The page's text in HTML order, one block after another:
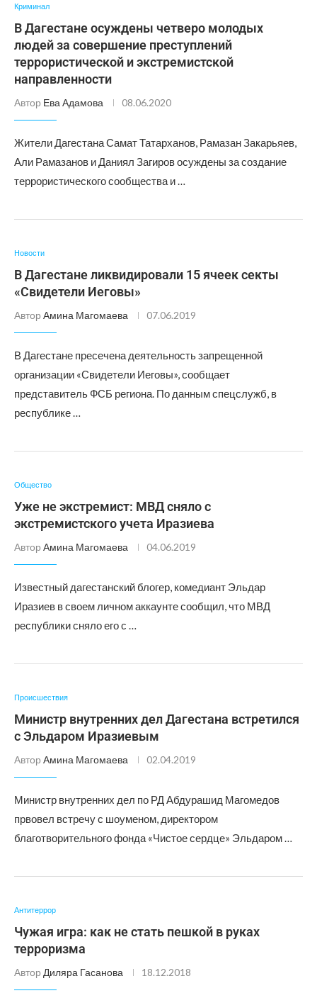
Криминал
В Дагестане осуждены четверо молодых
людей за совершение преступлений
террористической и экстремистской
направленности
Автор Ева Адамова 08.06.2020
Жители Дагестана Самат Татарханов, Рамазан Закарьяев,
Али Рамазанов и Даниял Загиров осуждены за создание
террористического сообщества и …
Новости
В Дагестане ликвидировали 15 ячеек секты
«Свидетели Иеговы»
Автор Амина Магомаева 07.06.2019
В Дагестане пресечена деятельность запрещенной
организации «Свидетели Иеговы», сообщает
представитель ФСБ региона. По данным спецслужб, в
республике …
Общество
Уже не экстремист: МВД сняло с
экстремистского учета Иразиева
Автор Амина Магомаева 04.06.2019
Известный дагестанский блогер, комедиант Эльдар
Иразиев в своем личном аккаунте сообщил, что МВД
республики сняло его с …
Происшествия
Министр внутренних дел Дагестана встретился
с Эльдаром Иразиевым
Автор Амина Магомаева 02.04.2019
Министр внутренних дел по РД Абдурашид Магомедов
првовел встречу с шоуменом, директором
благотворительного фонда «Чистое сердце» Эльдаром …
Антитеррор
Чужая игра: как не стать пешкой в руках
терроризма
Автор Диляра Гасанова 18.12.2018